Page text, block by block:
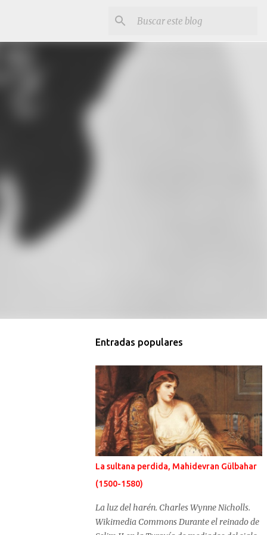
Entradas populares
La sultana perdida, Mahidevran Gülbahar
(1500-1580)
La luz del harén. Charles Wynne Nicholls.
Wikimedia Commons Durante el reinado de